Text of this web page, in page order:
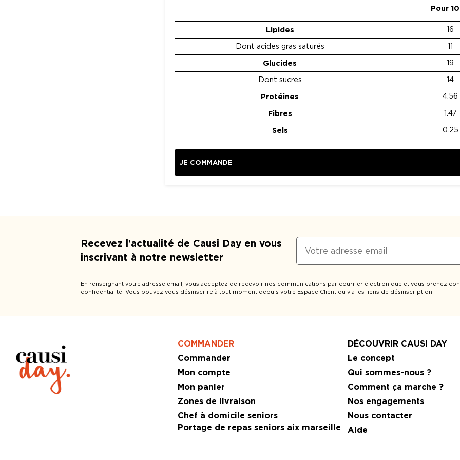
Pour
Lipides
16
Dont acides gras saturés
11
Glucides
19
Dont sucres
14
Protéines 4.56
Fibres 1.47
Sels 0.25
JE COMMANDE
Recevez l'actualité de Causi Day en vous
inscrivant à notre newsletter
En renseignant votre adresse email, vous acceptez de recevoir nos communications par courrier électronique et vous prenez
confidentialité. Vous pouvez vous désinscrire à tout moment depuis votre Espace Client ou via les liens de désinscription.
COMMANDER
Commander
Mon compte
Mon panier
Zones de livraison
Chef à domicile seniors
Portage de repas seniors aix marseille
DÉCOUVRIR CAUSI DAY
Le concept
Qui sommes-nous ?
Comment ça marche ?
Nos engagements
Nous contacter
Aide